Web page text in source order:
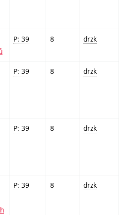
P: 39 8 drzk
P: 39 8 drzk
P: 39 8 drzk
P: 39 8 drzk